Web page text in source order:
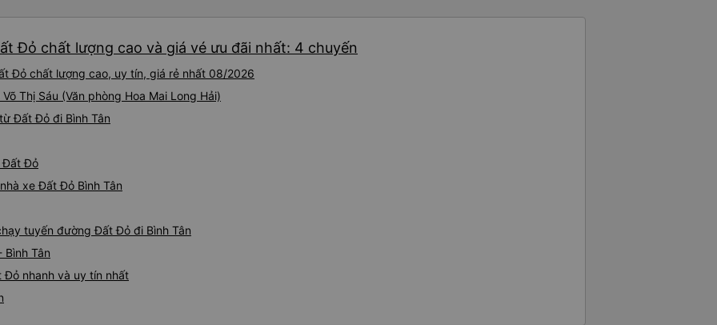
Đỏ chất lượng cao và giá vé ưu đãi nhất: 4 chuyến
Đỏ chất lượng cao, uy tín, giá rẻ nhất 08/2026
Thị Sáu (Văn phòng Hoa Mai Long Hải)
Đất Đỏ đi Bình Tân
Đất Đỏ
xe Đất Đỏ Bình Tân
tuyến đường Đất Đỏ đi Bình Tân
Tân
nhanh và uy tín nhất